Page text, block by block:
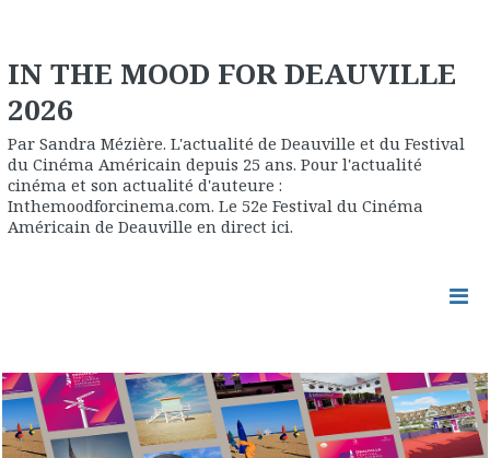
IN THE MOOD FOR DEAUVILLE
2026
Par Sandra Mézière. L'actualité de Deauville et du Festival
du Cinéma Américain depuis 25 ans. Pour l'actualité
cinéma et son actualité d'auteure :
Inthemoodforcinema.com. Le 52e Festival du Cinéma
Américain de Deauville en direct ici.